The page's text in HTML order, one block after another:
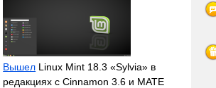
Вышел Linux Mint 18.3 «Sylvia» в
редакциях с Cinnamon 3.6 и MATE